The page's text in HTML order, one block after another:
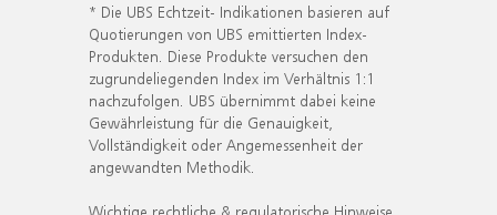
* Die UBS Echtzeit- Indikationen basieren auf
Quotierungen von UBS emittierten Index-
Produkten. Diese Produkte versuchen den
zugrundeliegenden Index im Verhältnis 1:1
nachzufolgen. UBS übernimmt dabei keine
Gewährleistung für die Genauigkeit,
Vollständigkeit oder Angemessenheit der
angewandten Methodik.